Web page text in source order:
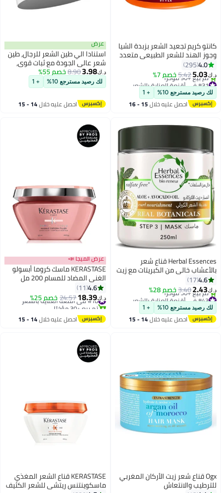
كريم تجعيد الشعر بزبدة الشيا
الهند للشعر الطبيعي متعدد
340جرام
4.0
295
5.03
5.42خصم 7%
#31 في أقنعة العناية بالشعر
باقي 4 وحدات في المخزون
تم بيع +90 مؤخرًا
#31 في أقنعة العناية بالشعر
رصيد مسترجع 10% + 1
احصل عليه خلال 15 - 16
عرض
استنادا الي طين الشعر للرجال، طين
شعر عالي الجودة مع ثبات قوي،
ملمس م текстور، بدون لمعان،
لتصفيف الشعر المتوسط أو الكثيف
أو المستقيم أو المموج، عطر خشب
الصندل (حزمة 1 من 3 أونصة)
3.98
8.90خصم 55%
لك رصيد مسترجع 10% + 1
احصل عليه خلال 14 - 15
Herbal Essences قناع شعر
خالي من الكبريتات مع زيت
+ الأفوكادو لترطيب وتغذية
المجعد، 250 مل
4.6
17
2.43
3.40خصم 28%
#43 في أقنعة العناية بالشعر
بتخلّص بسرعة
تم بيع +50 مؤخرًا
#43 في أقنعة العناية بالشعر
رصيد مسترجع 10% + 1
احصل عليه خلال 14 - 15
عرض الميجا 📣
KERASTASE ماسك كروما أبسولو
الغني المضاد للمسام 200 مل
4.6
11
18.39
24.57خصم 25% #18 في أقنعة العناية بالشعر
تم بيع +30 مؤخرًا
#18 في أقنعة العناية بالشعر
احصل عليه خلال 14 - 15
Ogx قناع شعر زيت الأركان المغربي
والانتعاش
KERASTASE قناع الشعر المغذي
ماسكوينتنس ريتشي للشعر الكثيف